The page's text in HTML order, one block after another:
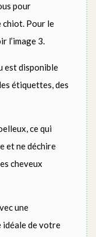
pour
chiot. Pour le
l’image 3.
est disponible
étiquettes, des
ce qui
et ne déchire
cheveux
une
de votre